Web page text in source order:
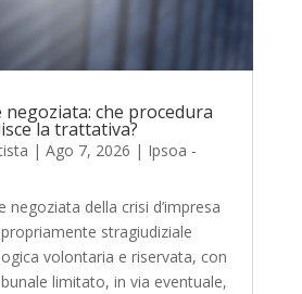
che procedura
la trattativa?
| Ago 7, 2026 | Ipsoa -
negoziata della crisi d’impresa
stragiudiziale
volontaria e riservata, con
limitato, in via eventuale,